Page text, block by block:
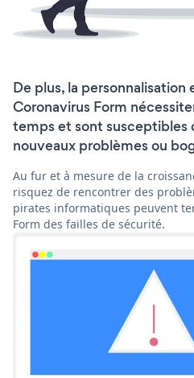
De plus, la personnalisation
Coronavirus Form
temps et sont susceptibles
nouveaux problèmes ou
Au fur et à mesure de la
risquez de rencontrer des
pirates informatiques peuvent
Form des failles de sécurité.